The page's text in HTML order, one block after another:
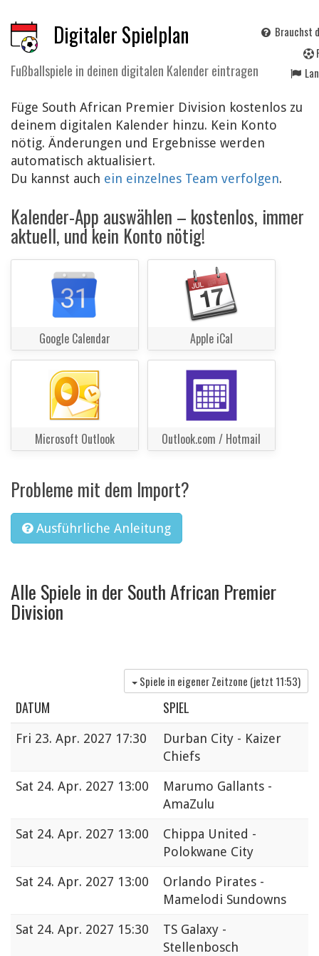
Digitaler Spielplan
Fußballspiele in deinen digitalen Kalender eintragen
Brauchst
Füge South African Premier Division kostenlos zu
deinem digitalen Kalender hinzu. Kein Konto
nötig. Änderungen und Ergebnisse werden
automatisch aktualisiert.
Du kannst auch ein einzelnes Team verfolgen.
Kalender-App auswählen – kostenlos, immer
aktuell, und kein Konto nötig!
Google Calendar Apple iCal
Microsoft Outlook Outlook.com / Hotmail
Probleme mit dem Import?
Ausführliche Anleitung
Alle Spiele in der South African Premier
Division
Spiele in eigener Zeitzone (jetzt 11:53)
DATUM SPIEL
Fri 23. Apr. 2027 17:30
Durban City - Kaizer
Chiefs
Sat 24. Apr. 2027 13:00
Marumo Gallants -
AmaZulu
Sat 24. Apr. 2027 13:00
Chippa United -
Polokwane City
Sat 24. Apr. 2027 13:00
Orlando Pirates -
Mamelodi Sundowns
Sat 24. Apr. 2027 15:30
TS Galaxy -
Stellenbosch